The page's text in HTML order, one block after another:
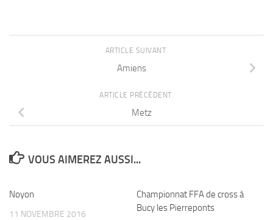
ARTICLE SUIVANT
Amiens
ARTICLE PRÉCÉDENT
Metz
VOUS AIMEREZ AUSSI...
Noyon
11 NOVEMBRE 2016
Championnat FFA de cross à
Bucy les Pierreponts